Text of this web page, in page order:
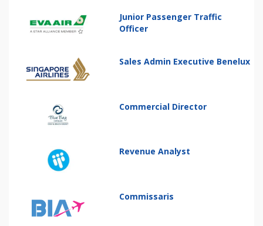
Junior Passenger Traffic
Officer
Sales Admin Executive Benelux
Commercial Director
Revenue Analyst
Commissaris